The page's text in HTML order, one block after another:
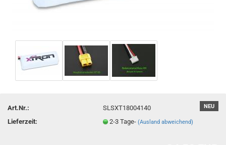
NEU
Art.Nr.:
SLSXT18004140
Lieferzeit:
2-3 Tage-(Ausland abweichend)